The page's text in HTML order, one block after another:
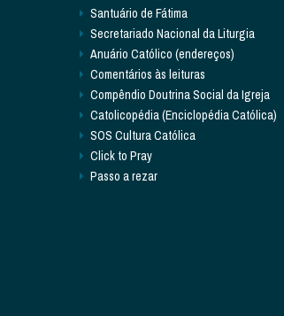
Santuário de Fátima
Secretariado Nacional da Liturgia
Anuário Católico (endereços)
Comentários às leituras
Compêndio Doutrina Social da Igreja
Catolicopédia (Enciclopédia Católica)
SOS Cultura Católica
Click to Pray
Passo a rezar